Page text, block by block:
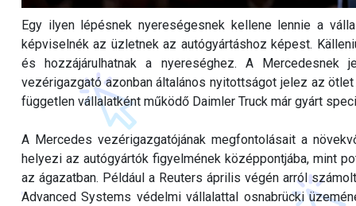
Egy ilyen lépésnek nyereségesnek kellene lennie a
képviselnék az üzletnek az autógyártáshoz képest.
és hozzájárulhatnak a nyereséghez. A Mercedesnek
vezérigazgató azonban általános nyitottságot jelez az
független vállalatként működő Daimler Truck már gyárt
A Mercedes vezérigazgatójának megfontolásait a
helyezi az autógyártók figyelmének középpontjába, mint
az ágazatban. Például a Reuters április végén arról
Advanced Systems védelmi vállalattal osnabrücki